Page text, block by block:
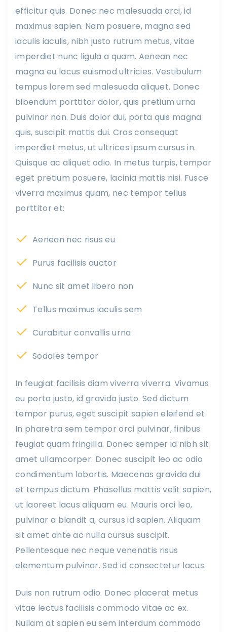
efficitur quis. Donec nec malesuada orci, id
maximus sapien. Nam posuere, magna sed
iaculis iaculis, nibh justo rutrum metus, vitae
imperdiet nunc ligula a quam. Aenean nec
magna eu lacus euismod ultricies. Vestibulum
tempus lorem sed malesuada aliquet. Donec
bibendum porttitor dolor, quis pretium urna
pulvinar non. Duis dolor dui, porta quis magna
quis, suscipit mattis dui. Cras consequat
imperdiet metus, ut ultrices ipsum cursus in.
Quisque ac aliquet odio. In metus turpis, tempor
eget pretium posuere, lacinia mattis nisi. Fusce
viverra maximus quam, nec tempor tellus
porttitor et:
Aenean nec risus eu
Purus facilisis auctor
Nunc sit amet libero non
Tellus maximus iaculis sem
Curabitur convallis urna
Sodales tempor
In feugiat facilisis diam viverra viverra. Vivamus
eu porta justo, id gravida justo. Sed dictum
tempor purus, eget suscipit sapien eleifend et.
In pharetra sem tempor orci pulvinar, finibus
feugiat quam fringilla. Donec semper id nibh sit
amet ullamcorper. Donec suscipit leo ac odio
condimentum lobortis. Maecenas gravida dui
et tempus dictum. Phasellus mattis velit sapien,
ut laoreet lacus aliquam eu. Mauris orci leo,
pulvinar a blandit a, cursus id sapien. Aliquam
sit amet ante ac nulla cursus suscipit.
Pellentesque nec neque venenatis risus
elementum pulvinar. Sed id consectetur lacus.
Duis non rutrum odio. Donec placerat metus
vitae lectus facilisis commodo vitae ac ex.
Nullam at sapien eu sem interdum commodo